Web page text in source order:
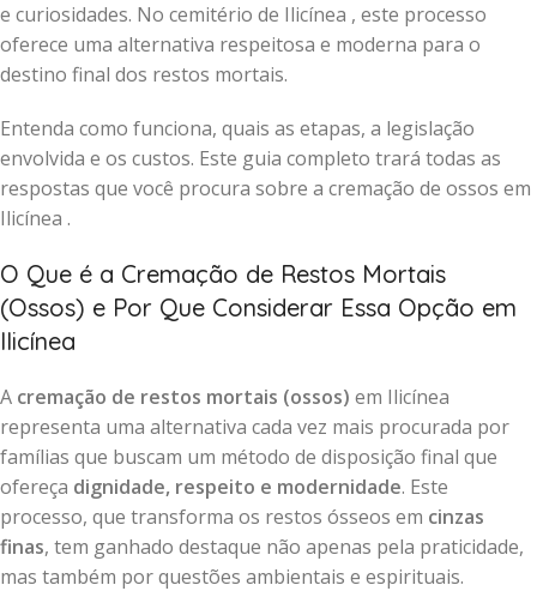
e curiosidades. No cemitério de Ilicínea , este processo
oferece uma alternativa respeitosa e moderna para o
destino final dos restos mortais.
Entenda como funciona, quais as etapas, a legislação
envolvida e os custos. Este guia completo trará todas as
respostas que você procura sobre a cremação de ossos em
Ilicínea .
O Que é a Cremação de Restos Mortais
(Ossos) e Por Que Considerar Essa Opção em
Ilicínea
A cremação de restos mortais (ossos) em Ilicínea
representa uma alternativa cada vez mais procurada por
famílias que buscam um método de disposição final que
ofereça dignidade, respeito e modernidade. Este
processo, que transforma os restos ósseos em cinzas
finas, tem ganhado destaque não apenas pela praticidade,
mas também por questões ambientais e espirituais.